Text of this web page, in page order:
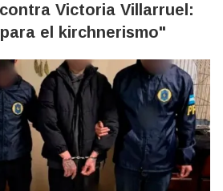
Victoria Villarruel:
el kirchnerismo"